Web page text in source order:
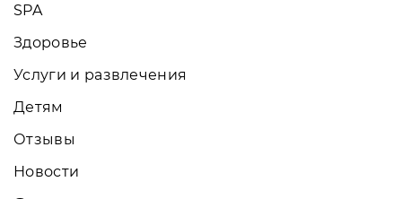
SPA
Здоровье
Услуги и развлечения
Детям
Отзывы
Новости